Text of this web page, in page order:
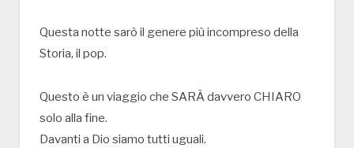
Questa notte sarò il genere più incompreso della
Storia, il pop.
Questo è un viaggio che SARÀ davvero CHIARO
solo alla fine.
Davanti a Dio siamo tutti uguali.